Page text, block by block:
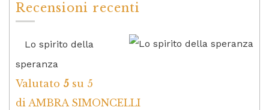
Recensioni recenti
Lo spirito della
speranza
Valutato 5 su 5
di AMBRA SIMONCELLI